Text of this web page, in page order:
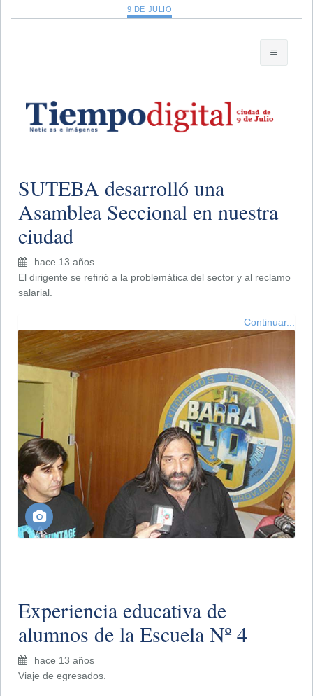
9 DE JULIO
SUTEBA desarrolló una
Asamblea Seccional en nuestra
ciudad
hace 13 años
El dirigente se refirió a la problemática del sector y al reclamo
salarial.
Continuar...
Experiencia educativa de
alumnos de la Escuela Nº 4
hace 13 años
Viaje de egresados.